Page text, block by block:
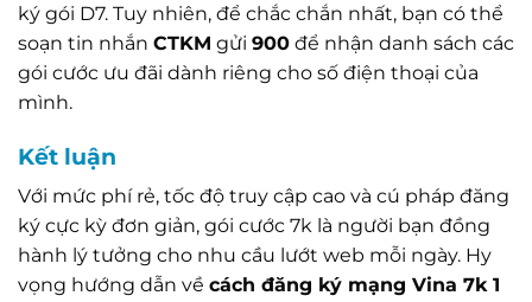
ký gói D7. Tuy nhiên, để chắc chắn nhất, bạn có thể
soạn tin nhắn CTKM gửi 900 để nhận danh sách các
gói cước ưu đãi dành riêng cho số điện thoại của
mình.
Kết luận
Với mức phí rẻ, tốc độ truy cập cao và cú pháp đăng
ký cực kỳ đơn giản, gói cước 7k là người bạn đồng
hành lý tưởng cho nhu cầu lướt web mỗi ngày. Hy
vọng hướng dẫn về cách đăng ký mạng Vina 7k 1